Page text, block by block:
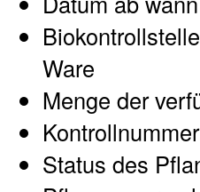
Ware
Menge der
Status des